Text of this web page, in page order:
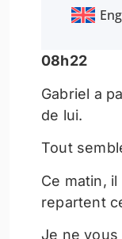
08h22
Gabriel a
de lui.
Tout
Ce matin,
repartent
Je ne vous